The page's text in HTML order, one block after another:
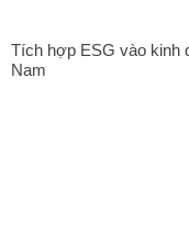
Tích hợp ESG vào kinh
Nam